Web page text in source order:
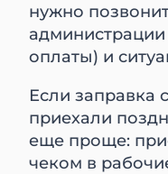
нужно
оплаты) и
Если заправка
приехали
еще проще:
чеком в